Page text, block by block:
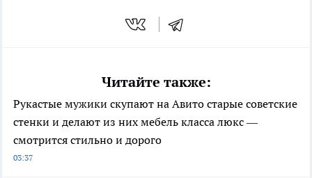
Читайте также:
Рукастые мужики скупают на Авито старые советские
стенки и делают из них мебель класса люкс —
смотрится стильно и дорого
03:37